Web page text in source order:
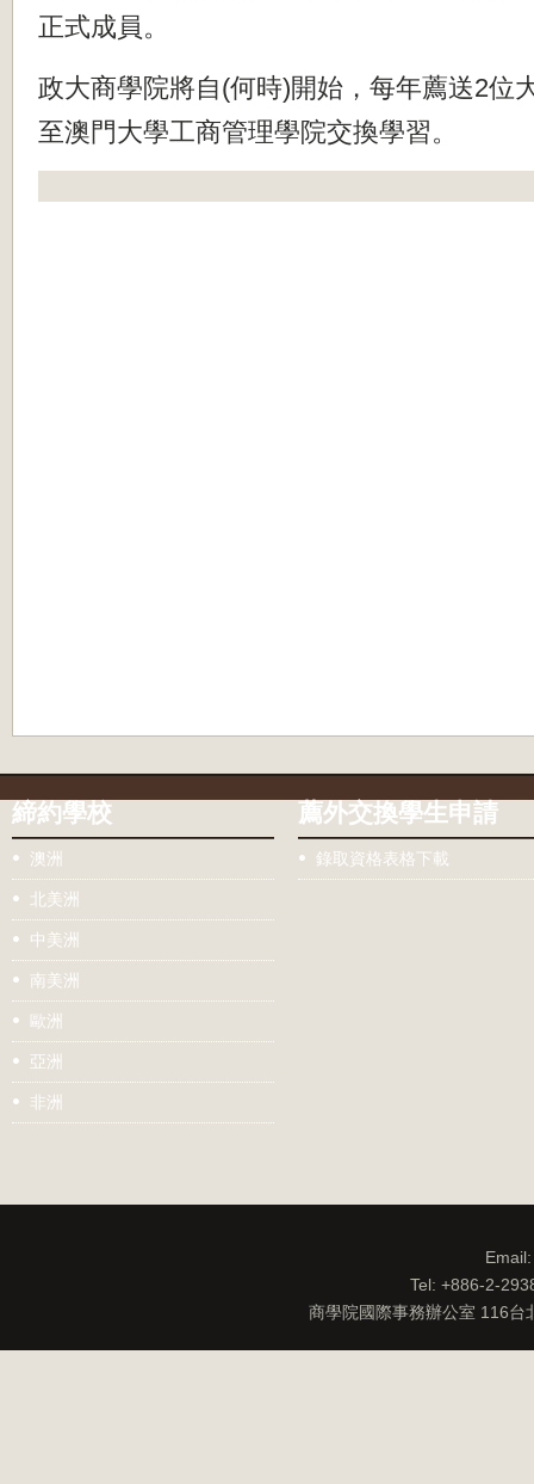
正式成員。
政大商學院將自(何時)開始，每年薦送2位
至澳門大學工商管理學院交換學習。
締約學校
澳洲
北美洲
中美洲
南美洲
歐洲
亞洲
非洲
薦外交換學生申請
錄取資格表格下載
Tel: +886-2-
商學院國際事務辦公室 116台